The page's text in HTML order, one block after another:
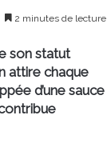
2 minutes de lecture
son statut
attire chaque
d’une sauce